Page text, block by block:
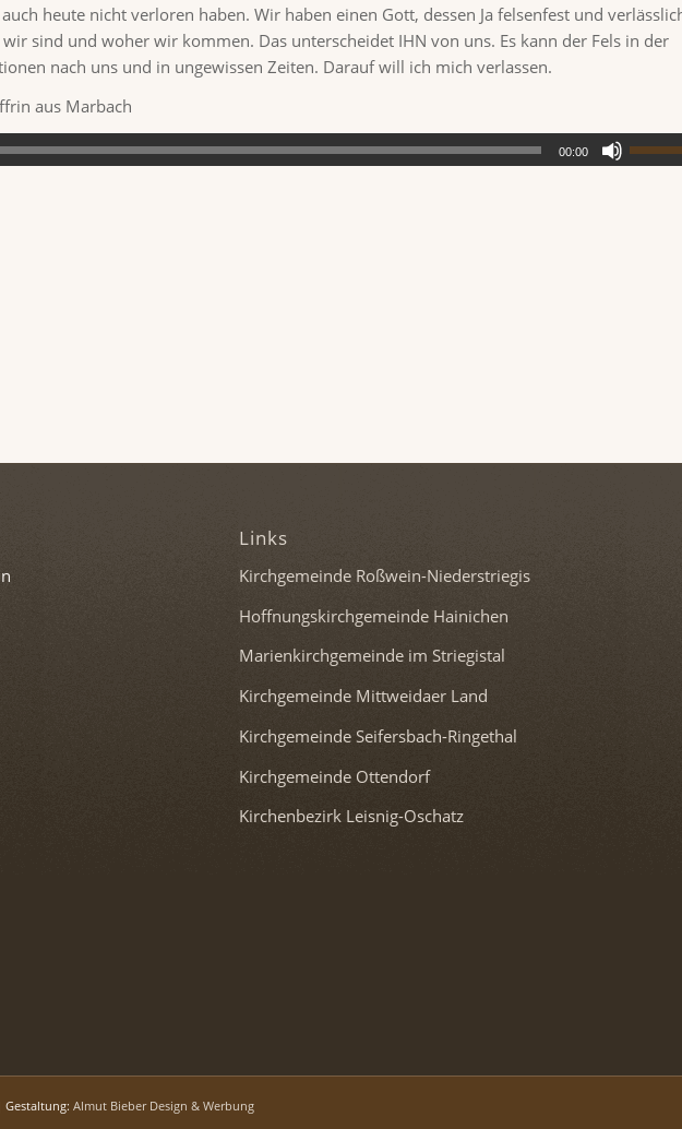
heute nicht verloren haben. Wir haben einen Gott, dessen Ja felsenfest und
sind und woher wir kommen. Das unterscheidet IHN von uns. Es kann der Fels in der
nach uns und in ungewissen Zeiten. Darauf will ich mich verlassen.
aus Marbach
00:00
Links
Kirchgemeinde Roßwein-Niederstriegis
Hoffnungskirchgemeinde Hainichen
Marienkirchgemeinde im Striegistal
Kirchgemeinde Mittweidaer Land
Kirchgemeinde Seifersbach-Ringethal
Kirchgemeinde Ottendorf
Kirchenbezirk Leisnig-Oschatz
Almut Bieber Design & Werbung